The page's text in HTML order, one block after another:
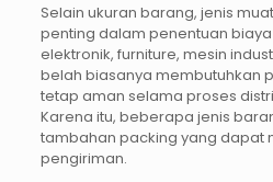
Selain ukuran barang, jenis
penting dalam penentuan
elektronik, furniture, mesin
belah biasanya membutuhkan
tetap aman selama proses
Karena itu, beberapa jenis
tambahan packing yang dapat
pengiriman.